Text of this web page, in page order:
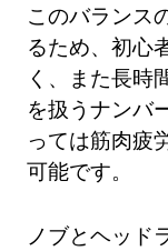
このバランス
るため、初心
く、また長時
を扱うナンバ
っては筋肉疲
可能です。
ノブとヘッド